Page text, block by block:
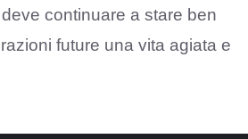
continuare a stare ben
future una vita agiata e